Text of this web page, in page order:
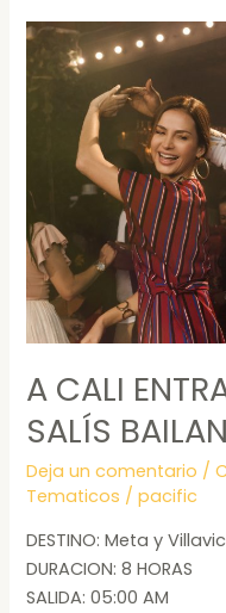
A CALI
SALÍS
Deja un comentario /
Tematicos /pacific
DESTINO: Meta y
DURACION: 8 HORAS
SALIDA: 05:00 AM
A
CALI
ENTRAS
CAMINANDO
BAILANDO